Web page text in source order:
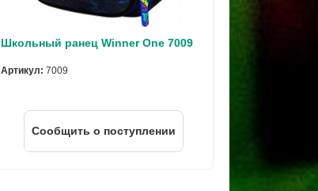
Школьный ранец Winner One 7009
Артикул: 7009
Cообщить о поступлении